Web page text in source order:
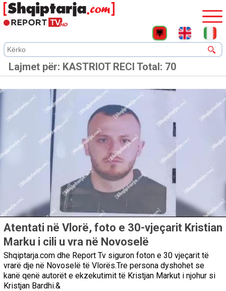
Lajmet për: KASTRIOT RECI Total: 70
Atentati në Vlorë, foto e 30-vjeçarit Kristian
Marku i cili u vra në Novoselë
Shqiptarja.com dhe Report Tv siguron foton e 30 vjeçarit të
vrarë dje në Novoselë të Vlorës.Tre persona dyshohet se
kanë qenë autorët e ekzekutimit të Kristjan Markut i njohur si
Kristjan Bardhi.&